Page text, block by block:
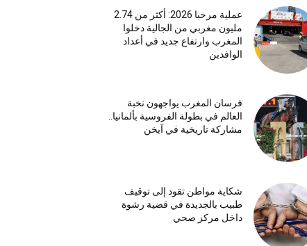
عملية مرحبا 2026: أكثر من 2.74
مليون مغربي من الجالية دخلوا
المغرب وارتفاع جديد في أعداد
الوافدين
فرسان المغرب يواجهون نخبة
العالم في بطولة الفروسية بألمانيا..
مشاركة تاريخية في آيخن
شكاية مواطن تقود إلى توقيف
طبيب بالجديدة في قضية رشوة
داخل مركز صحي